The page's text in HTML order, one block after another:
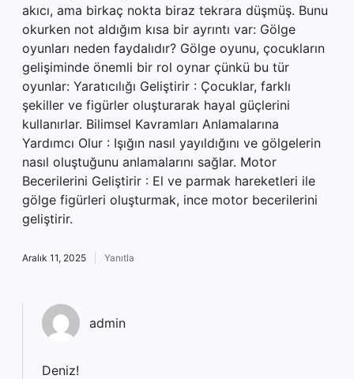
akıcı, ama birkaç nokta biraz tekrara düşmüş. Bunu
okurken not aldığım kısa bir ayrıntı var: Gölge
oyunları neden faydalıdır? Gölge oyunu, çocukların
gelişiminde önemli bir rol oynar çünkü bu tür
oyunlar: Yaratıcılığı Geliştirir : Çocuklar, farklı
şekiller ve figürler oluşturarak hayal güçlerini
kullanırlar. Bilimsel Kavramları Anlamalarına
Yardımcı Olur : Işığın nasıl yayıldığını ve gölgelerin
nasıl oluştuğunu anlamalarını sağlar. Motor
Becerilerini Geliştirir : El ve parmak hareketleri ile
gölge figürleri oluşturmak, ince motor becerilerini
geliştirir.
Aralık 11, 2025 Yanıtla
admin
Deniz!